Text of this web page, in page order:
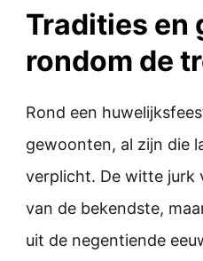
Tradities en
rondom de
Rond een
gewoonten, al zijn die
verplicht. De witte jurk
van de bekendste,
uit de negentiende